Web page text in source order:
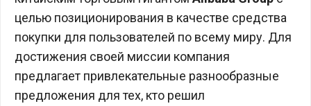
целью позиционирования в качестве средства
покупки для пользователей по всему миру. Для
достижения своей миссии компания
предлагает привлекательные разнообразные
предложения для тех, кто решил